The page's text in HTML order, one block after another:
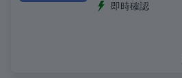
即時確認